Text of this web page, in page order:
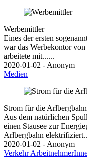
Werbemittler
Eines der ersten
war das Werbekontor
arbeitete mit......
2020-01-02 - Anonym
Medien
Strom für die Arlbergbahn
Aus dem natürlichen
einen Stausee zur
Arlbergbahn
2020-01-02 - Anonym
Verkehr